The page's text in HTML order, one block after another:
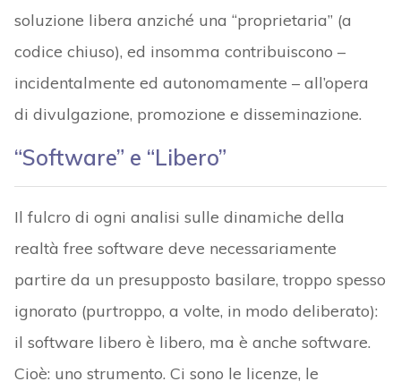
soluzione libera anziché una “proprietaria” (a
codice chiuso), ed insomma contribuiscono –
incidentalmente ed autonomamente – all’opera
di divulgazione, promozione e disseminazione.
“Software” e “Libero”
Il fulcro di ogni analisi sulle dinamiche della
realtà free software deve necessariamente
partire da un presupposto basilare, troppo spesso
ignorato (purtroppo, a volte, in modo deliberato):
il software libero è libero, ma è anche software.
Cioè: uno strumento. Ci sono le licenze, le